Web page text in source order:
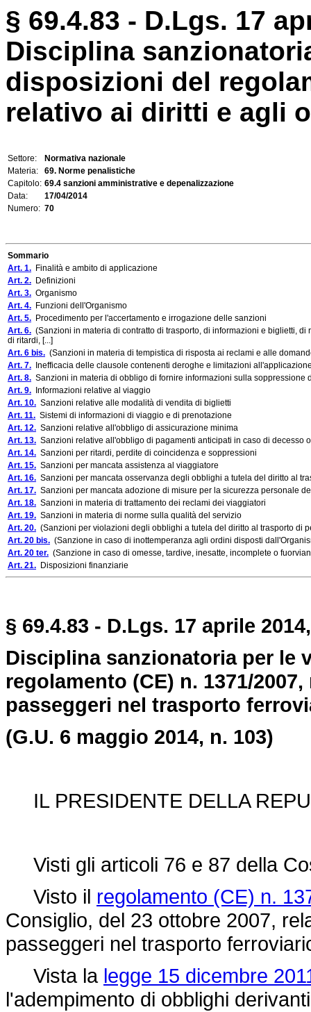
§ 69.4.83 - D.Lgs. 17
Disciplina
disposizioni del
relativo ai diritti e agli
Settore:
Normativa nazionale
Materia:
69. Norme penalistiche
Capitolo: 69.4 sanzioni amministrative e depenalizzazione
Data:
17/04/2014
Numero: 70
Sommario
Art. 1. Finalità e ambito di applicazione
Art. 2. Definizioni
Art. 3. Organismo
Art. 4. Funzioni dell'Organismo
Art. 5. Procedimento per l'accertamento e irrogazione delle sanzioni
Art. 6. (Sanzioni in materia di contratto di trasporto, di informazioni e biglietti,
di ritardi, [...]
Art. 6 bis. (Sanzioni in materia di tempistica di risposta ai reclami e alle
Art. 7. Inefficacia delle clausole contenenti deroghe e limitazioni
Art. 8. Sanzioni in materia di obbligo di fornire informazioni sulla soppressione
Art. 9. Informazioni relative al viaggio
Art. 10. Sanzioni relative alle modalità di vendita di biglietti
Art. 11. Sistemi di informazioni di viaggio e di prenotazione
Art. 12. Sanzioni relative all'obbligo di assicurazione minima
Art. 13. Sanzioni relative all'obbligo di pagamenti anticipati in caso di decesso
Art. 14. Sanzioni per ritardi, perdite di coincidenza e soppressioni
Art. 15. Sanzioni per mancata assistenza al viaggiatore
Art. 16. Sanzioni per mancata osservanza degli obblighi a tutela del diritto al
Art. 17. Sanzioni per mancata adozione di misure per la sicurezza personale
Art. 18. Sanzioni in materia di trattamento dei reclami dei viaggiatori
Art. 19. Sanzioni in materia di norme sulla qualità del servizio
Art. 20. (Sanzioni per violazioni degli obblighi a tutela del diritto al trasporto di
Art. 20 bis. (Sanzione in caso di inottemperanza agli ordini disposti
Art. 20 ter. (Sanzione in caso di omesse, tardive, inesatte, incomplete o
Art. 21. Disposizioni finanziarie
§ 69.4.83 - D.Lgs. 17 aprile
Disciplina sanzionatoria per le
regolamento (CE) n. 1371/
passeggeri nel trasporto
(G.U. 6 maggio 2014, n. 103)
IL PRESIDENTE DELLA
Visti gli articoli 76 e 87 della
Visto il regolamento (CE) n.
Consiglio, del 23 ottobre 2007,
passeggeri nel trasporto
Vista la legge 15 dicembre
l'adempimento di obblighi